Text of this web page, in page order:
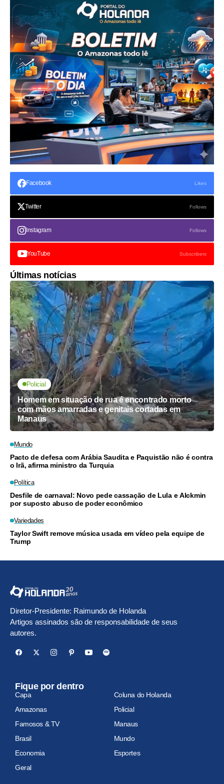
Facebook Likes
Twitter Follows
Instagram Follows
YouTube Subscribers
Últimas notícias
Policial
Homem em situação de rua é encontrado morto
com mãos amarradas e genitais cortadas em
Manaus
Mundo
Pacto de defesa com Arábia Saudita e Paquistão não é contra
o Irã, afirma ministro da Turquia
Política
Desfile de carnaval: Novo pede cassação de Lula e Alckmin
por suposto abuso de poder econômico
Variedades
Taylor Swift remove música usada em vídeo pela equipe de
Trump
Diretor-Presidente: Raimundo de Holanda
Artigos assinados são de responsabilidade de seus
autores.
Fique por dentro
Capa
Coluna do Holanda
Amazonas
Policial
Famosos & TV
Manaus
Brasil
Mundo
Economia
Esportes
Geral